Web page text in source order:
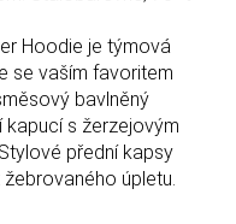
Hoodie je týmová
se vaším favoritem
bavlněný
kapucí s žerzejovým
přední kapsy
úpletu.